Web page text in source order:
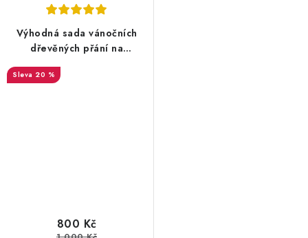
Výhodná sada vánočních
dřevěných přání na
bankovky - 5 ks za cenu 4
20 %
800 Kč